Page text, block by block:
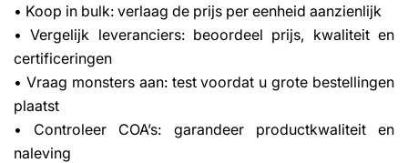
• Koop in bulk: verlaag de prijs per eenheid aanzienlijk
• Vergelijk leveranciers: beoordeel prijs, kwaliteit en
certificeringen
• Vraag monsters aan: test voordat u grote bestellingen
plaatst
• Controleer COA’s: garandeer productkwaliteit en
naleving